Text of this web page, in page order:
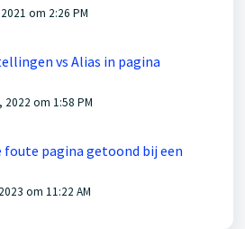
om 2:26 PM
vs Alias in pagina
om 1:58 PM
foute pagina getoond bij een
om 11:22 AM